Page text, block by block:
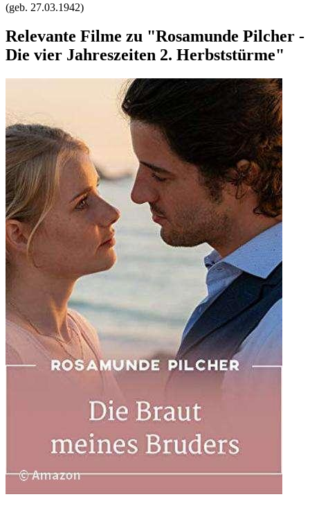
(geb. 27.03.1942)
Relevante Filme zu "Rosamunde Pilcher -
Die vier Jahreszeiten 2. Herbststürme"